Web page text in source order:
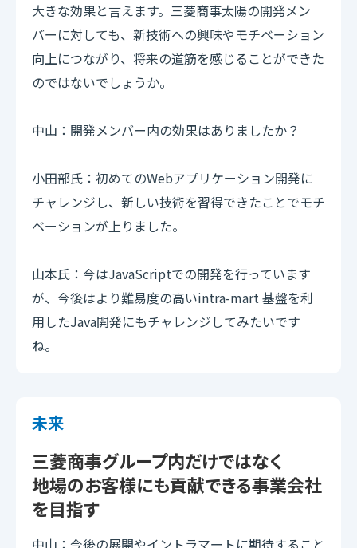
大きな効果と言えます。三菱商事太陽の開発メン
バーに対しても、新技術への興味やモチベーション
向上につながり、将来の道筋を感じることができた
のではないでしょうか。
中山：開発メンバー内の効果はありましたか？
小田部氏：初めてのWebアプリケーション開発に
チャレンジし、新しい技術を習得できたことでモチ
ベーションが上りました。
山本氏：今はJavaScriptでの開発を行っています
が、今後はより難易度の高いintra-mart 基盤を利
用したJava開発にもチャレンジしてみたいです
ね。
未来
三菱商事グループ内だけではなく
地場のお客様にも貢献できる事業会社
を目指す